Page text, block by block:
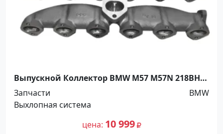
Выпускной Коллектор BMW M57 M57N 218BHP
177 BHP 164BHP Краснодар
Запчасти
BMW
Выхлопная система
цена 10 999